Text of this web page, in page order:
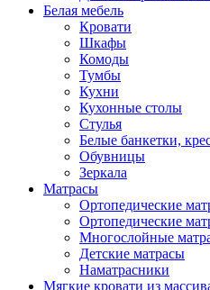
Белая мебель
Кровати
Шкафы
Комоды
Тумбы
Кухни
Кухонные столы
Стулья
Белые банкетки,
Обувницы
Зеркала
Матрасы
Ортопедические
Ортопедические
Многослойные
Детские матрасы
Наматрасники
Мягкие кровати из